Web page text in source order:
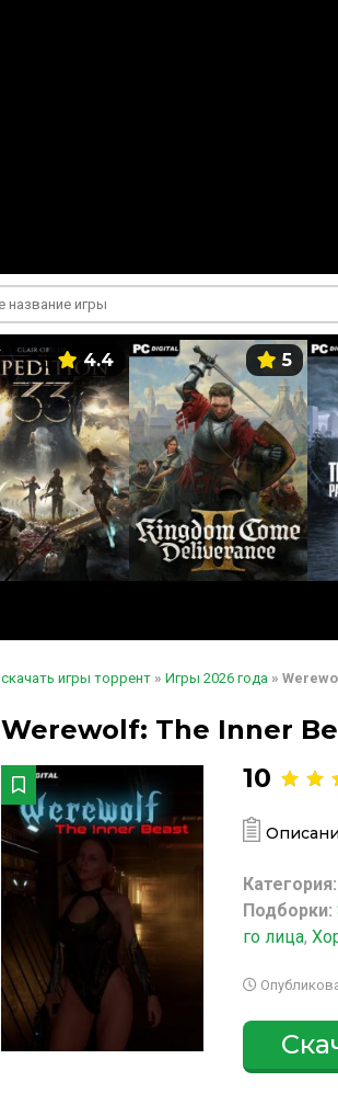
4.4 5
скачать игры торрент » Игры 2026 года »
Werewolf: The Inner
10
Категория:
Подборки:
го лица,